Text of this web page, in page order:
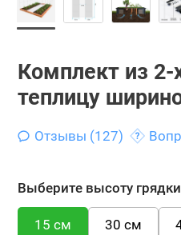
Комплект из
теплицу
Отзывы (127)
Выберите высоту грядки
15 см 30 см